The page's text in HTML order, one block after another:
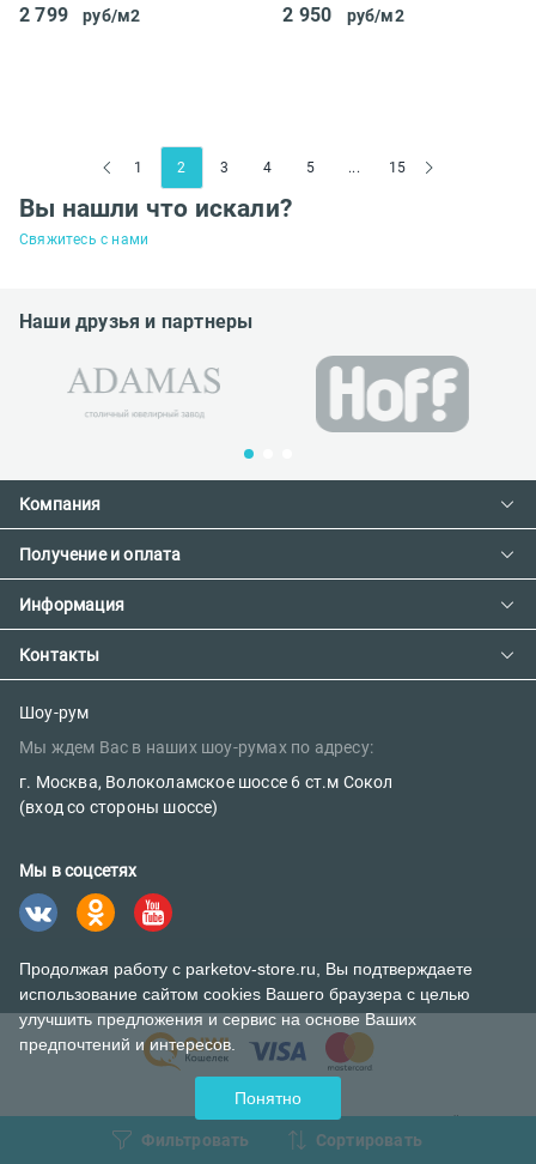
2 799 руб/м2 2 950 руб/м2
1 2 3 4 5 ... 15
Вы нашли что искали?
Свяжитесь с нами
Фильтровать Сортировать
Наши друзья и партнеры
Компания
Контакты
О компании
Сотрудничество
Наш блог
Получение и оплата
Доставка и оплата
Предзаказ товара с фабрики
Информация
Как сделать заказ
Политика конфиденциальности
Контакты
E-mail:
sales@parketov-store.ru
Телефоны:
Шоу-рум
Мы ждем Вас в наших шоу-румах по адресу:
г. Москва, Волоколамское шоссе 6 ст.м Сокол
(вход со стороны шоссе)
Мы в соцсетях
© 2026 ИНТЕРНЕТ-МАГАЗИН НАПОЛЬНЫХ ПОКРЫТИЙ
PARKETOV-STORE.RU
Продолжая работу с parketov-store.ru, Вы подтверждаете
использование сайтом cookies Вашего браузера с целью
улучшить предложения и сервис на основе Ваших
предпочтений и интересов.
Понятно